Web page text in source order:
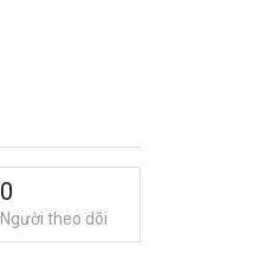
0
Người theo dõi